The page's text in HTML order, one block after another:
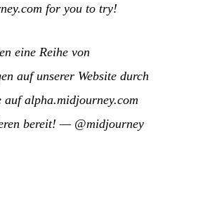
for you to try!
eine Reihe von
auf unserer Website durch
auf alpha.midjourney.com
bereit! — @midjourney